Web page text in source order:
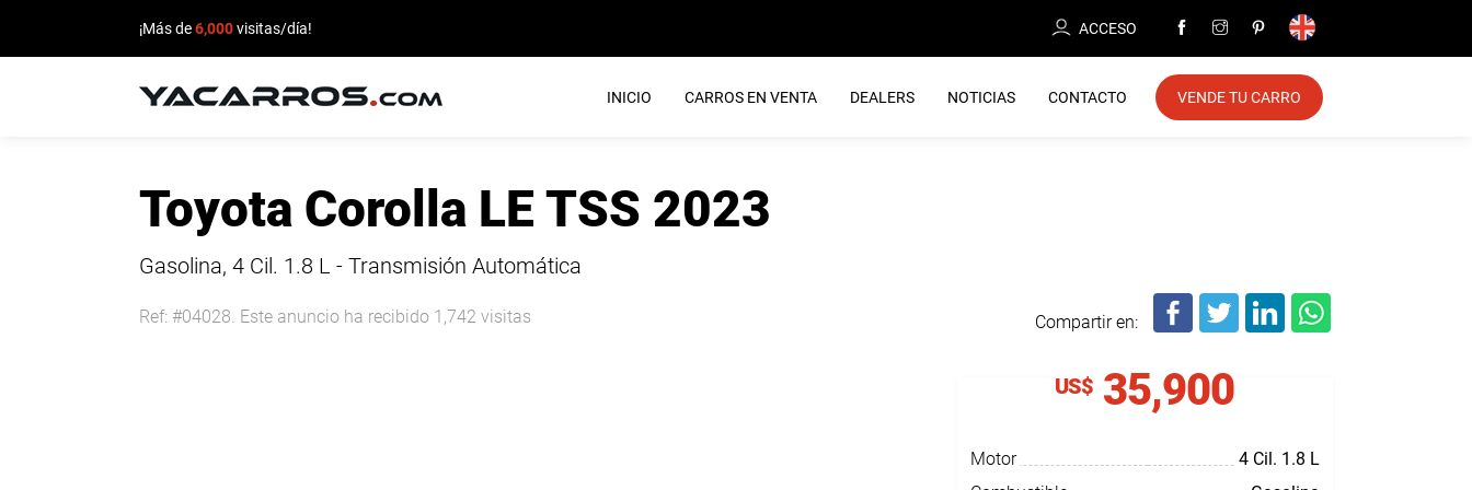
¡Más de6,000visitas/día! ACCESO
INICIO CARROS EN VENTA DEALERS NOTICIAS CONTACTO VENDE TU CARRO
Toyota Corolla LE TSS 2023
Gasolina, 4 Cil. 1.8 L - Transmisión Automática
Ref: #04028. Este anuncio ha recibido 1,742 visitas Compartir en:
US$ 35,900
Motor 4 Cil. 1.8 L